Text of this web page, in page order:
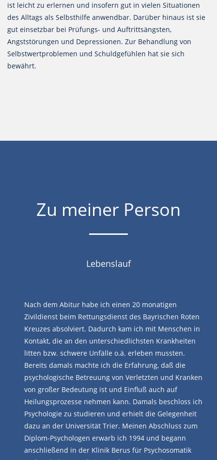
ist leicht zu erlernen und insofern gut in vielen Situationen
des Alltags als Selbsthilfe anwendbar. Darüber hinaus ist sie
gut einsetzbar bei Prüfungs- und Auftrittsängsten,
Angststörungen und Depressionen. Zur Behandlung von
Selbstwertproblemen und Schuldgefühlen hat sie sich
bewährt.
Zu meiner Person
Lebenslauf
Nach dem Abitur habe ich einen 20 monatigen
Zivildienst beim Rettungsdienst des Bayrischen Roten
Kreuzes absolviert. Dadurch kam ich mit Menschen in
Kontakt, die an den unterschiedlichsten Krankheiten
litten bzw. schwere Unfälle o.ä. erleben mussten.
Bereits damals machte ich die Erfahrung, daß die
psychologische Betreuung von Verletzten und Kranken
von großer Bedeutung ist und Einfluß auch auf
Heilungsprozesse nehmen kann. Damals beschloss ich
Psychologie zu studieren und erhielt die Gelegenheit
dazu an der Universität Trier. Meinen Abschluss zum
Diplom-Psychologen erwarb ich 1994 und begann
anschließend in der Klinik Berus für Psychosomatik